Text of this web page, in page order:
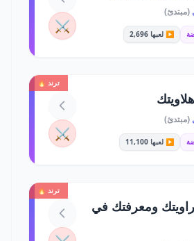
(مبتدئ)
▶️ لعبها 2,696 ⚔️
ترند 🔥
(مبتدئ)
▶️ لعبها 11,100 ⚔️
ترند 🔥
ومعرفتك في